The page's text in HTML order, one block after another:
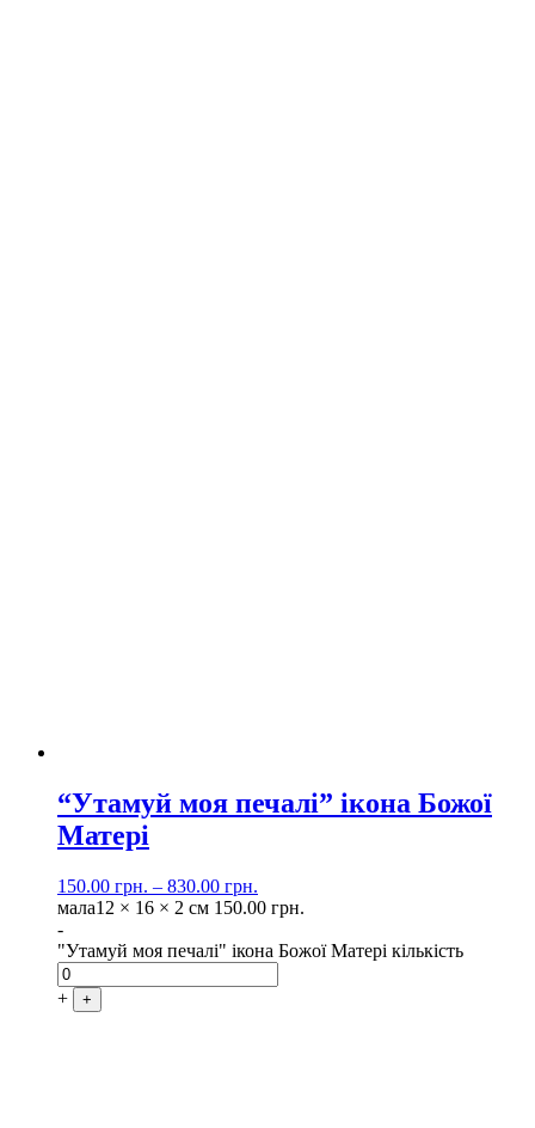
“Утамуй моя печалі” ікона Божої
Матері
150.00 грн. – 830.00 грн.
мала12 × 16 × 2 см 150.00 грн.
-
"Утамуй моя печалі" ікона Божої Матері кількість
+ +